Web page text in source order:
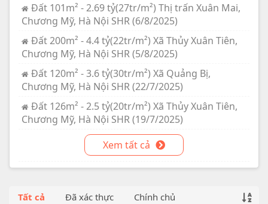
Đất 101m² - 2.69 tỷ(27tr/m²) Thị trấn Xuân Mai,
Chương Mỹ, Hà Nội SHR (6/8/2025)
Đất 200m² - 4.4 tỷ(22tr/m²) Xã Thủy Xuân Tiên,
Chương Mỹ, Hà Nội SHR (5/8/2025)
Đất 120m² - 3.6 tỷ(30tr/m²) Xã Quảng Bị,
Chương Mỹ, Hà Nội SHR (22/7/2025)
Đất 126m² - 2.5 tỷ(20tr/m²) Xã Thủy Xuân Tiên,
Chương Mỹ, Hà Nội SHR (19/7/2025)
Xem tất cả
Tất cả Đã xác thực Chính chủ